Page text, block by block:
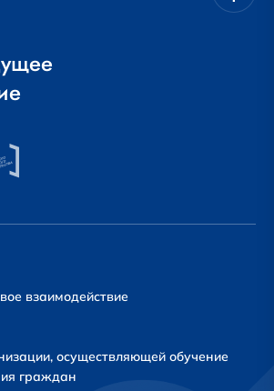
взаимодействие
осуществляющей обучение
граждан